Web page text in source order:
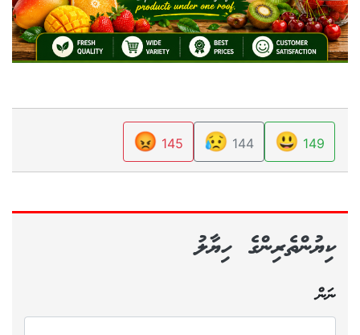
149
😃
144
😥
145
😡
ކިޔުންތެރިންގެ ހިޔާލު
ނަން